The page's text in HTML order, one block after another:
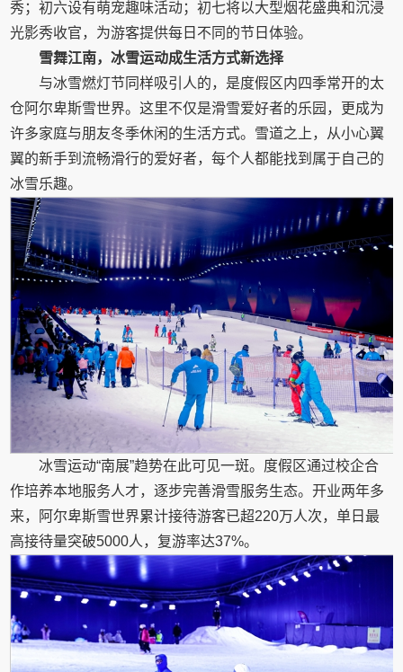
秀；初六设有萌宠趣味活动；初七将以大型烟花盛典和沉浸
光影秀收官，为游客提供每日不同的节日体验。
雪舞江南，冰雪运动成生活方式新选择
与冰雪燃灯节同样吸引人的，是度假区内四季常开的太
仓阿尔卑斯雪世界。这里不仅是滑雪爱好者的乐园，更成为
许多家庭与朋友冬季休闲的生活方式。雪道之上，从小心翼
翼的新手到流畅滑行的爱好者，每个人都能找到属于自己的
冰雪乐趣。
冰雪运动“南展”趋势在此可见一斑。度假区通过校企合
作培养本地服务人才，逐步完善滑雪服务生态。开业两年多
来，阿尔卑斯雪世界累计接待游客已超220万人次，单日最
高接待量突破5000人，复游率达37%。